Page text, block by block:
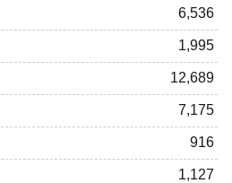
6,536
1,995
12,689
7,175
916
1,127